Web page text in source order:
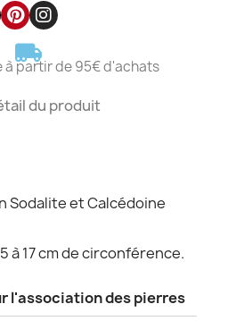
à partir de 95€ d'achats
du produit
Sodalite et Calcédoine
à 17 cm de circonférence.
l'association des pierres